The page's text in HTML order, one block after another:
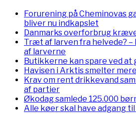
Forurening på Cheminovas
bliver nu indkapslet
Danmarks overforbrug
Træt af larven fra helvede? –
af larverne
Butikkerne kan spare ved at
Havisen i Arktis smelter
Krav om rent drikkevand
af partier
Økodag samlede 125.000
Alle køer skal have adgang